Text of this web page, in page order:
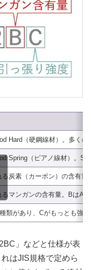
Hard（硬鋼線材）。多く
Spring（ピアノ線材）。
る炭素（カーボン）の含有
るマンガンの含有量。BはA
類があり、Cがもっとも強
」などと仕様が表
はJIS規格で定めら